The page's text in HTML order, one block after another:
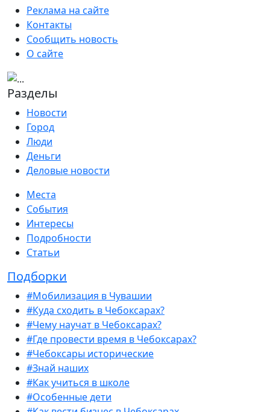
Реклама на сайте
Контакты
Сообщить новость
О сайте
Разделы
Новости
Город
Люди
Деньги
Деловые новости
Места
События
Интересы
Подробности
Статьи
Подборки
#Мобилизация в Чувашии
#Куда сходить в Чебоксарах?
#Чему научат в Чебоксарах?
#Где провести время в Чебоксарах?
#Чебоксары исторические
#Знай наших
#Как учиться в школе
#Особенные дети